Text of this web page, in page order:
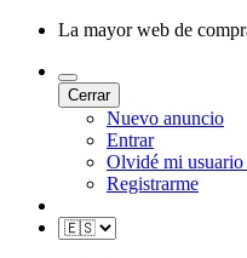
La mayor web de
Cerrar
Nuevo anuncio
Entrar
Olvidé mi usuario
Registrarme